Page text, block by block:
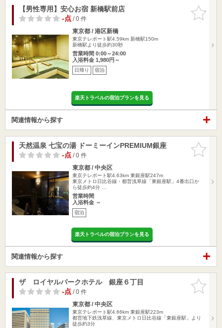
お気に入
りに追加
【男性専用】安心お宿 新橋駅前店
-点/ 0 件
東京都 / 港区新橋
東京テレポート駅4.59km 新橋駅150m
新橋駅より徒歩約30秒
営業時間 0:00～24:00
入浴料金 1,980円～
日帰り 宿泊
楽天トラベルの宿泊プランを見る
関連情報から探す
お気に入
りに追加
天然温泉 七宝の湯 ドーミーインPREMIUM銀座
-点/ 0 件
東京都 / 中央区
東京テレポート駅4.63km 東銀座駅247m
東京メトロ日比谷線・都営浅草線「東銀座駅」4番出口か
ら徒歩約4分 …
営業時間
入浴料金 ～
宿泊
楽天トラベルの宿泊プランを見る
関連情報から探す
お気に入
りに追加
ザ ロイヤルパークホテル 銀座６丁目
-点/ 0 件
東京都 / 中央区
東京テレポート駅4.66km 東銀座駅223m
都営地下鉄浅草線、東京メトロ日比谷線「東銀座駅」より
徒歩約3分